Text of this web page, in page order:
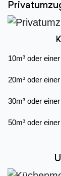
10m³ oder einer
20m³ oder einer
30m³ oder einer
50m³ oder einer